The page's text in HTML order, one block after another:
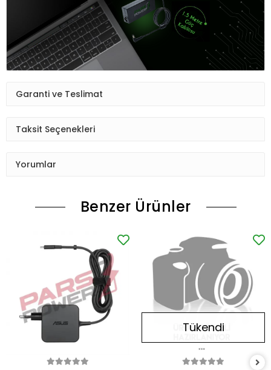
Garanti ve Teslimat
Taksit Seçenekleri
Yorumlar
Benzer Ürünler
Tükendi